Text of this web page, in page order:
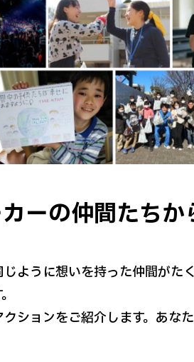
ーの仲間たち
ように想いを持った仲間がた
ションをご紹介します。あな